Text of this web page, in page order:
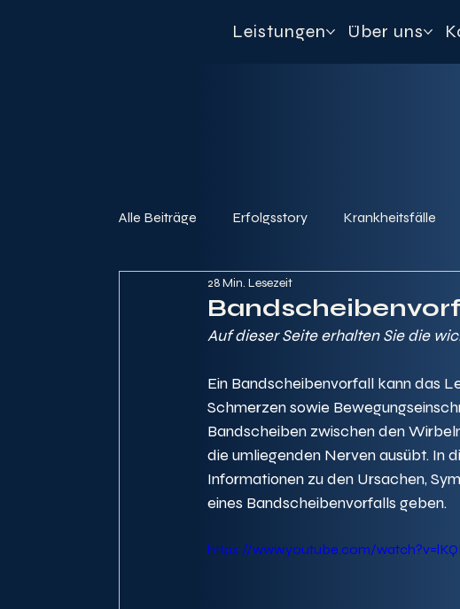
Leistungen Über uns
Alle Beiträge Erfolgsstory Krankheitsfälle
28 Min. Lesezeit
Auf dieser Seite erhalten Sie die
Ein Bandscheibenvorfall kann das
Schmerzen sowie
Bandscheiben zwischen den
die umliegenden Nerven ausübt. In
Informationen zu den Ursachen,
eines Bandscheibenvorfalls geben.
https://www.youtube.com/